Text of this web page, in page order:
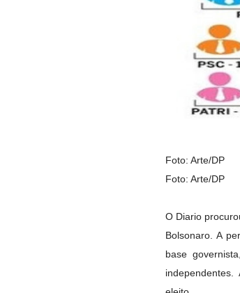
Foto: Arte/DP
Foto: Arte/DP
O Diario
Bolsonaro. A
base